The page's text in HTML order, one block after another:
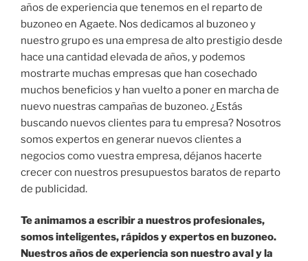
años de experiencia que tenemos en el reparto de
buzoneo en Agaete. Nos dedicamos al buzoneo y
nuestro grupo es una empresa de alto prestigio desde
hace una cantidad elevada de años, y podemos
mostrarte muchas empresas que han cosechado
muchos beneficios y han vuelto a poner en marcha de
nuevo nuestras campañas de buzoneo. ¿Estás
buscando nuevos clientes para tu empresa? Nosotros
somos expertos en generar nuevos clientes a
negocios como vuestra empresa, déjanos hacerte
crecer con nuestros presupuestos baratos de reparto
de publicidad.
Te animamos a escribir a nuestros profesionales,
somos inteligentes, rápidos y expertos en buzoneo.
Nuestros años de experiencia son nuestro aval y la